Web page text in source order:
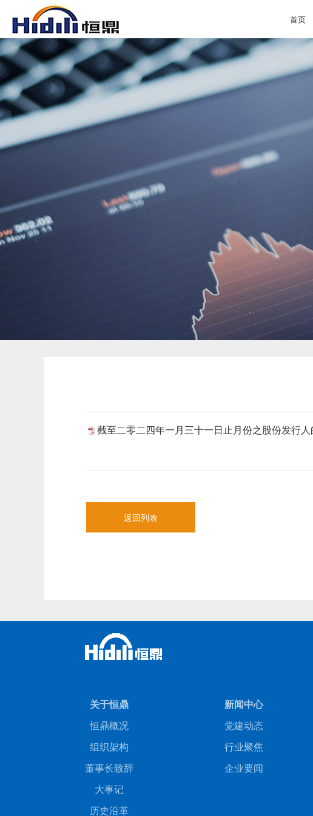
首页
截至二零二四年一月三十一日止月份之股份发行
返回列表
关于恒鼎
恒鼎概况
组织架构
董事长致辞
大事记
历史沿革
新闻中心
党建动态
行业聚焦
企业要闻